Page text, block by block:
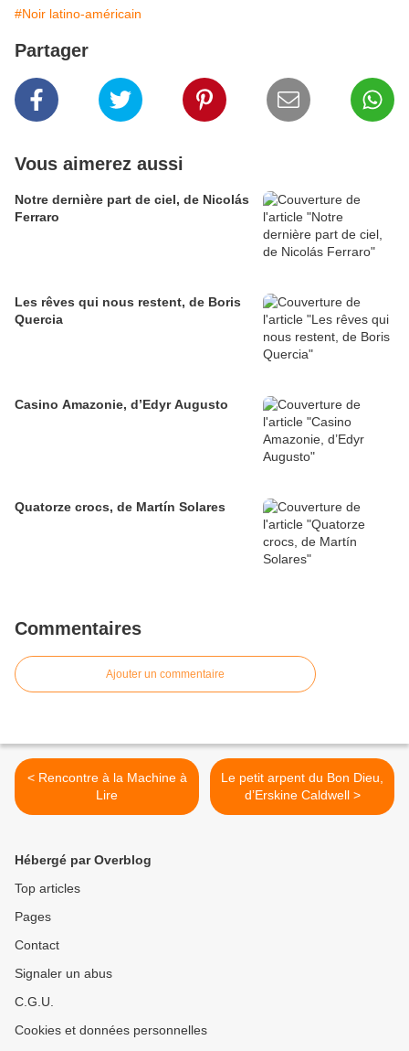
#Noir latino-américain
Partager
Vous aimerez aussi
Notre dernière part de ciel, de Nicolás
Ferraro
Les rêves qui nous restent, de Boris
Quercia
Casino Amazonie, d’Edyr Augusto
Quatorze crocs, de Martín Solares
Commentaires
Ajouter un commentaire
< Rencontre à la Machine à
Lire
Le petit arpent du Bon Dieu,
d’Erskine Caldwell >
Hébergé par Overblog
Top articles
Pages
Contact
Signaler un abus
C.G.U.
Cookies et données personnelles